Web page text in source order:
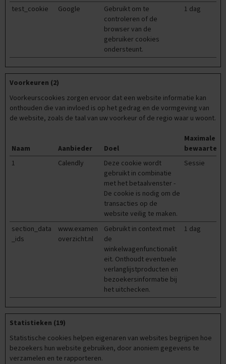
f
m
e
s
N
a
i
n
e
x
a
m
e
n
test_cookie Google
Gebruikt om te
controleren of de
browser van de
gebruiker cookies
ondersteunt.
1 dag
Voorkeuren (2)
Voorkeurscookies zorgen ervoor dat een website informatie kan
onthouden die van invloed is op het gedrag en de vormgeving van
de website, zoals de taal van uw voorkeur of de regio waar u woont.
Naam Aanbieder Doel
Maximale
1
Calendly
Deze cookie wordt
gebruikt in combinatie
met het betaalvenster -
De cookie is nodig om de
transacties op de
website veilig te maken.
Sessie
section_data
_ids
www.examen
overzicht.nl
Gebruikt in context met
de
winkelwagenfunctionalit
eit. Onthoudt eventuele
verlanglijstproducten en
bezoekersinformatie bij
het uitchecken.
1 dag
Statistieken (19)
Statistische cookies helpen eigenaren van websites begrijpen hoe
bezoekers hun website gebruiken, door anoniem gegevens te
verzamelen en te rapporteren.